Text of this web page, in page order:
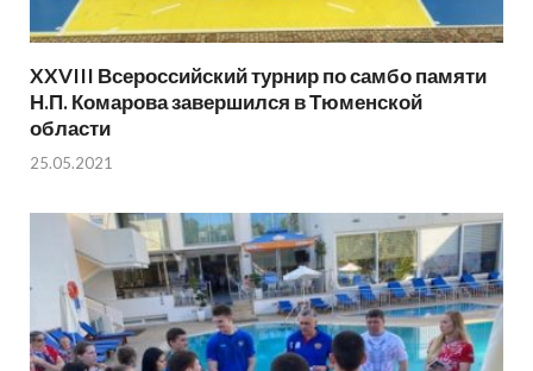
XXVIII Всероссийский турнир по самбо памяти
Н.П. Комарова завершился в Тюменской
области
25.05.2021